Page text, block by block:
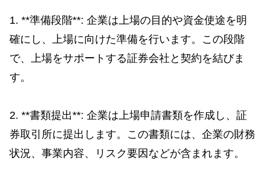
1. **準備段階**: 企業は上場の目的や資金使途を明
確にし、上場に向けた準備を行います。この段階
で、上場をサポートする証券会社と契約を結びま
す。
2. **書類提出**: 企業は上場申請書類を作成し、証
券取引所に提出します。この書類には、企業の財務
状況、事業内容、リスク要因などが含まれます。